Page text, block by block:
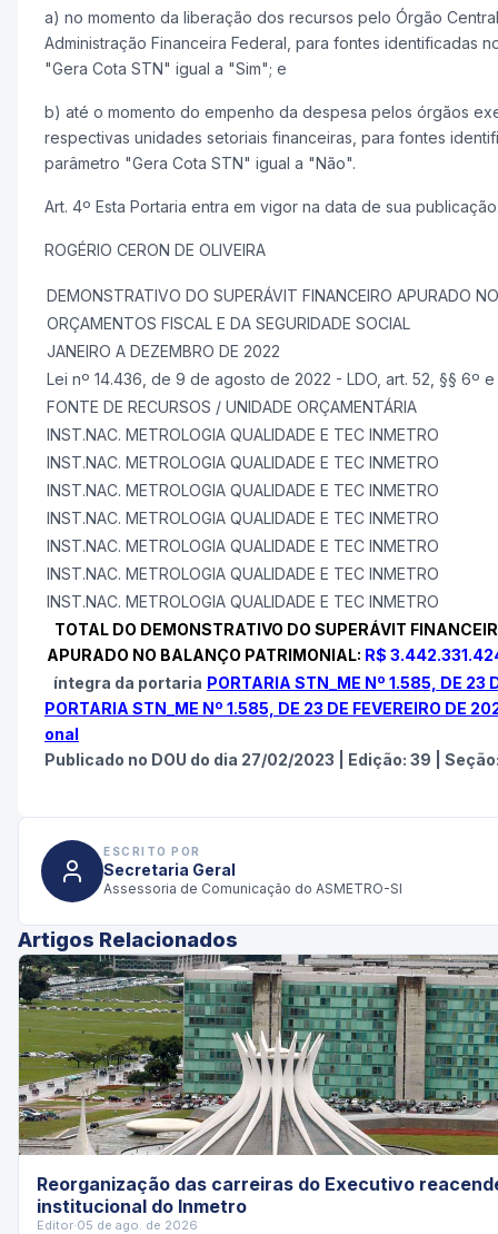
a) no momento da liberação dos recursos pelo Órgão
Administração Financeira Federal, para fontes identificadas
"Gera Cota STN" igual a "Sim"; e
b) até o momento do empenho da despesa pelos órgãos
respectivas unidades setoriais financeiras, para fontes
parâmetro "Gera Cota STN" igual a "Não".
Art. 4º Esta Portaria entra em vigor na data de sua
ROGÉRIO CERON DE OLIVEIRA
DEMONSTRATIVO DO SUPERÁVIT FINANCEIRO APURADO
ORÇAMENTOS FISCAL E DA SEGURIDADE SOCIAL
JANEIRO A DEZEMBRO DE 2022
Lei nº 14.436, de 9 de agosto de 2022 - LDO, art. 52, §§ 6º e
FONTE DE RECURSOS / UNIDADE ORÇAMENTÁRIA
INST.NAC. METROLOGIA QUALIDADE E TEC INMETRO
INST.NAC. METROLOGIA QUALIDADE E TEC INMETRO
INST.NAC. METROLOGIA QUALIDADE E TEC INMETRO
INST.NAC. METROLOGIA QUALIDADE E TEC INMETRO
INST.NAC. METROLOGIA QUALIDADE E TEC INMETRO
INST.NAC. METROLOGIA QUALIDADE E TEC INMETRO
INST.NAC. METROLOGIA QUALIDADE E TEC INMETRO
TOTAL DO DEMONSTRATIVO DO SUPERÁVIT
APURADO NO BALANÇO PATRIMONIAL: R$
íntegra da portaria PORTARIA STN_ME Nº 1.585, DE 23
PORTARIA STN_ME Nº 1.585, DE 23 DE FEVEREIRO DE
onal
Publicado no DOU do dia 27/02/2023 Edição: 39
ESCRITO POR
Secretaria Geral
Assessoria de Comunicação do ASMETRO-SI
Artigos Relacionados
Reorganização das carreiras do Executivo
institucional do Inmetro
Editor·05 de ago. de 2026